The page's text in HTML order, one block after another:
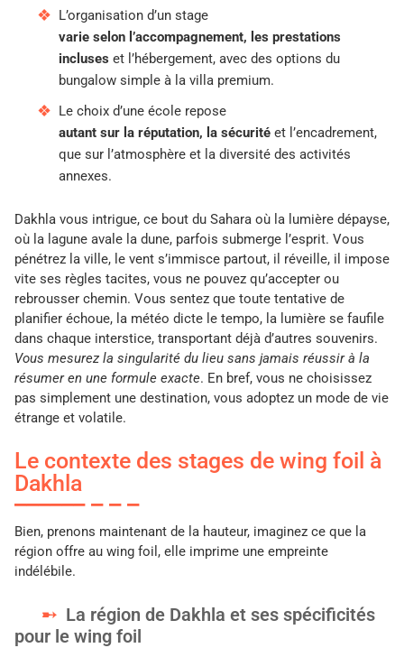
L’organisation d’un stage
varie selon l’accompagnement, les prestations
incluses et l’hébergement, avec des options du
bungalow simple à la villa premium.
Le choix d’une école repose
autant sur la réputation, la sécurité et l’encadrement,
que sur l’atmosphère et la diversité des activités
annexes.
Dakhla vous intrigue, ce bout du Sahara où la lumière dépayse,
où la lagune avale la dune, parfois submerge l’esprit. Vous
pénétrez la ville, le vent s’immisce partout, il réveille, il impose
vite ses règles tacites, vous ne pouvez qu’accepter ou
rebrousser chemin. Vous sentez que toute tentative de
planifier échoue, la météo dicte le tempo, la lumière se faufile
dans chaque interstice, transportant déjà d’autres souvenirs.
Vous mesurez la singularité du lieu sans jamais réussir à la
résumer en une formule exacte. En bref, vous ne choisissez
pas simplement une destination, vous adoptez un mode de vie
étrange et volatile.
Le contexte des stages de wing foil à
Dakhla
Bien, prenons maintenant de la hauteur, imaginez ce que la
région offre au wing foil, elle imprime une empreinte
indélébile.
La région de Dakhla et ses spécificités
pour le wing foil